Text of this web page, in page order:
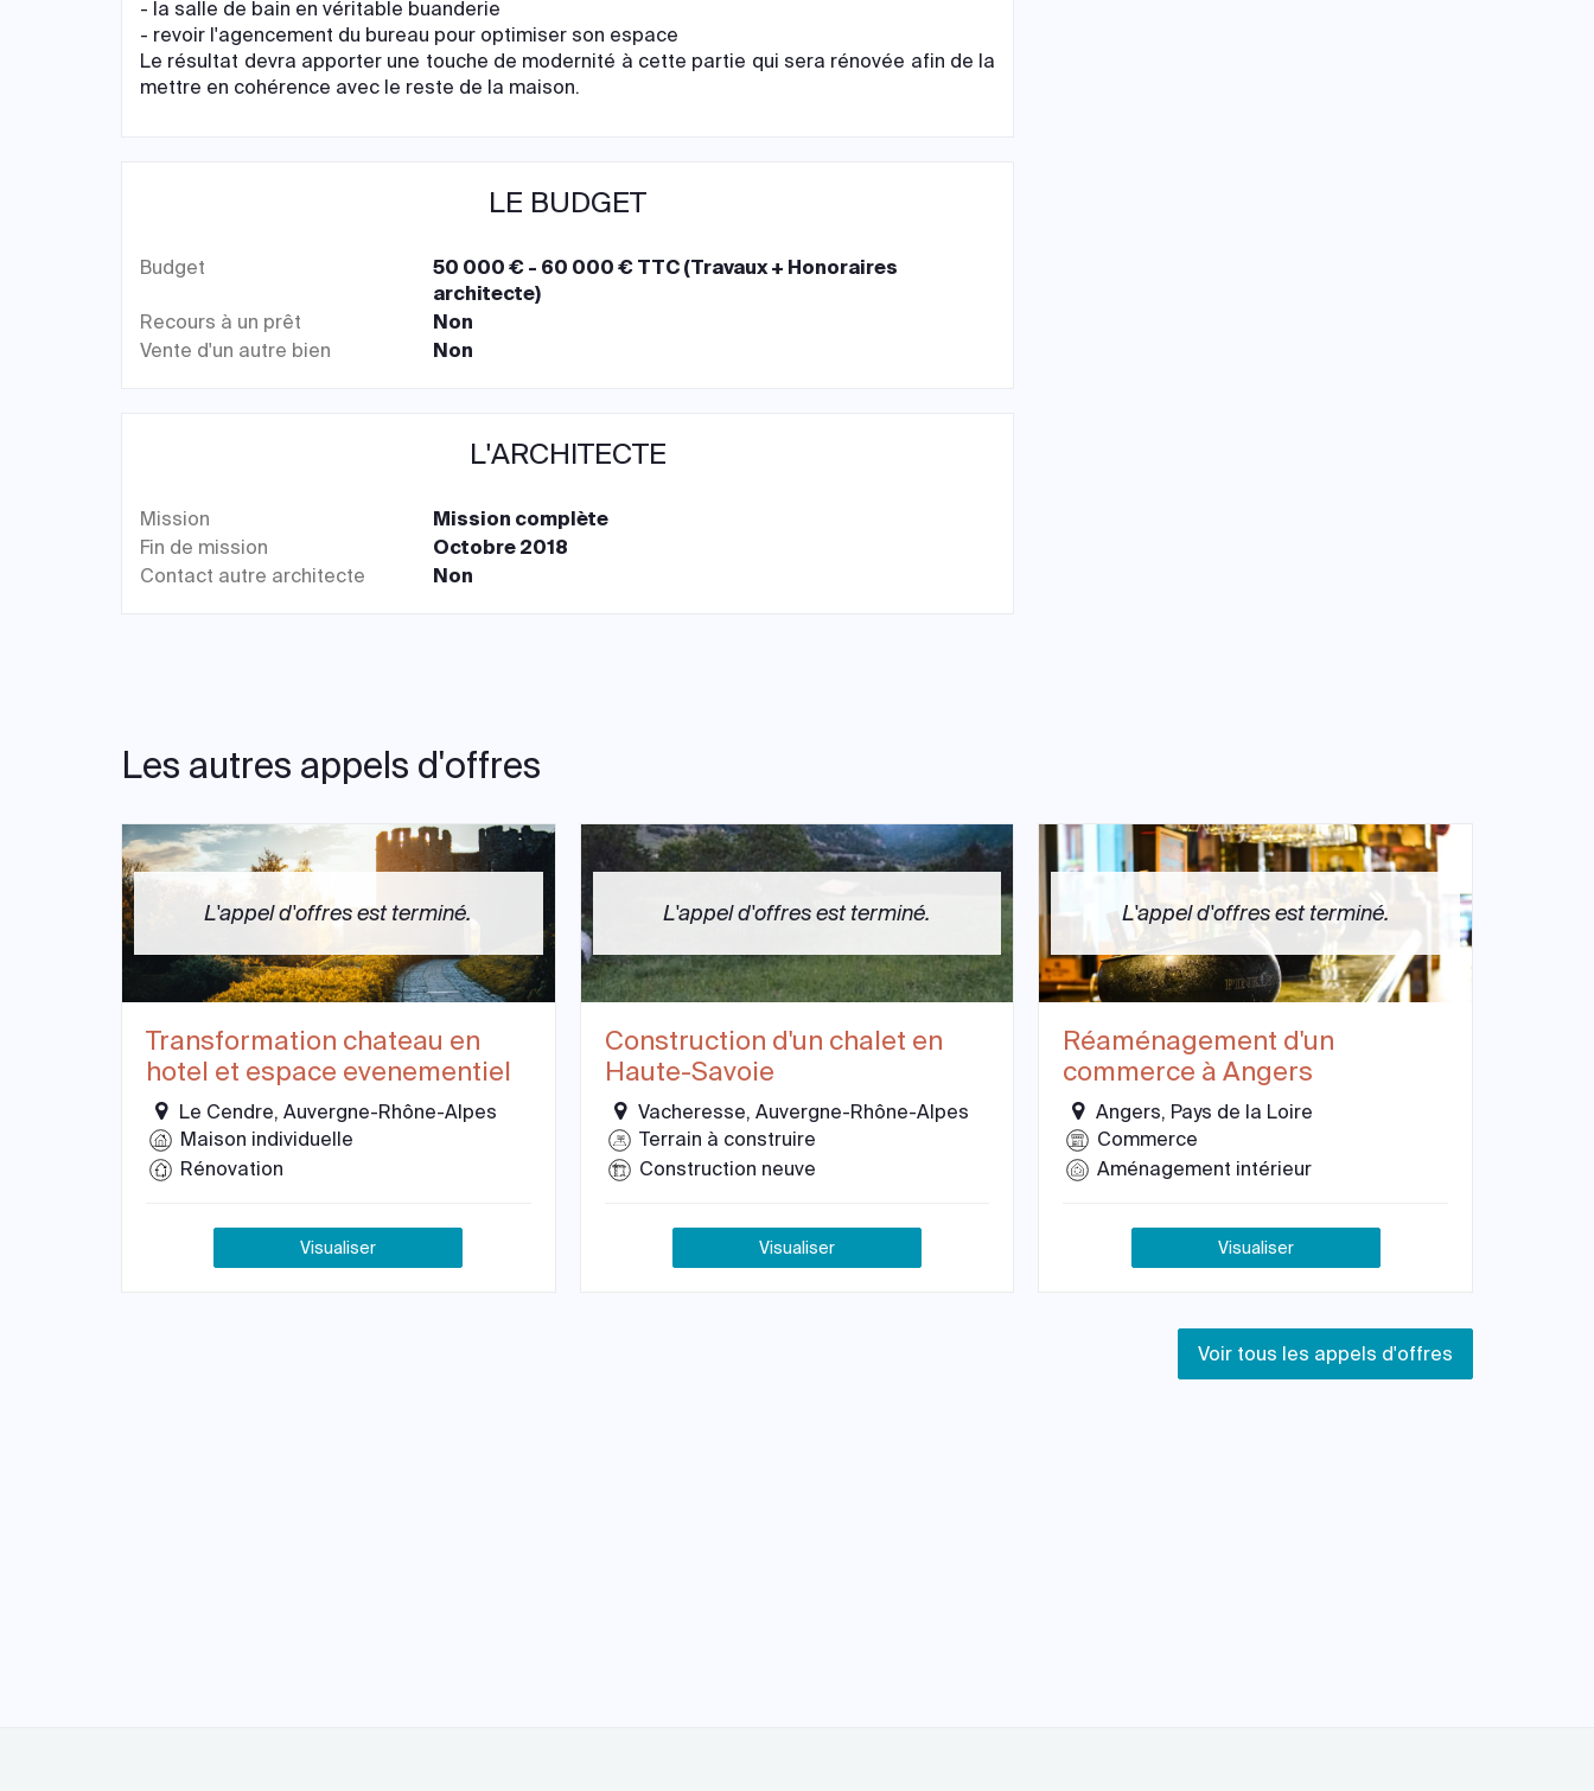
- la salle de bain en véritable buanderie
- revoir l'agencement du bureau pour optimiser son espace
Le résultat devra apporter une touche de modernité à cette partie qui sera rénovée afin de la
mettre en cohérence avec le reste de la maison.
LE BUDGET
Budget
50 000 € - 60 000 € TTC (Travaux + Honoraires
architecte)
Recours à un prêt
Non
Vente d'un autre bien
Non
L'ARCHITECTE
Mission
Mission complète
Fin de mission
Octobre 2018
Contact autre architecte
Non
Les autres appels d'offres
L'appel d'offres est terminé.
Transformation chateau en
hotel et espace evenementiel
Le Cendre, Auvergne-Rhône-Alpes
Maison individuelle
Rénovation
Visualiser
L'appel d'offres est terminé.
Construction d'un chalet en
Haute-Savoie
Vacheresse, Auvergne-Rhône-Alpes
Terrain à construire
Construction neuve
Visualiser
L'appel d'offres est terminé.
Réaménagement d'un
commerce à Angers
Angers, Pays de la Loire
Commerce
Aménagement intérieur
Visualiser
Voir tous les appels d'offres